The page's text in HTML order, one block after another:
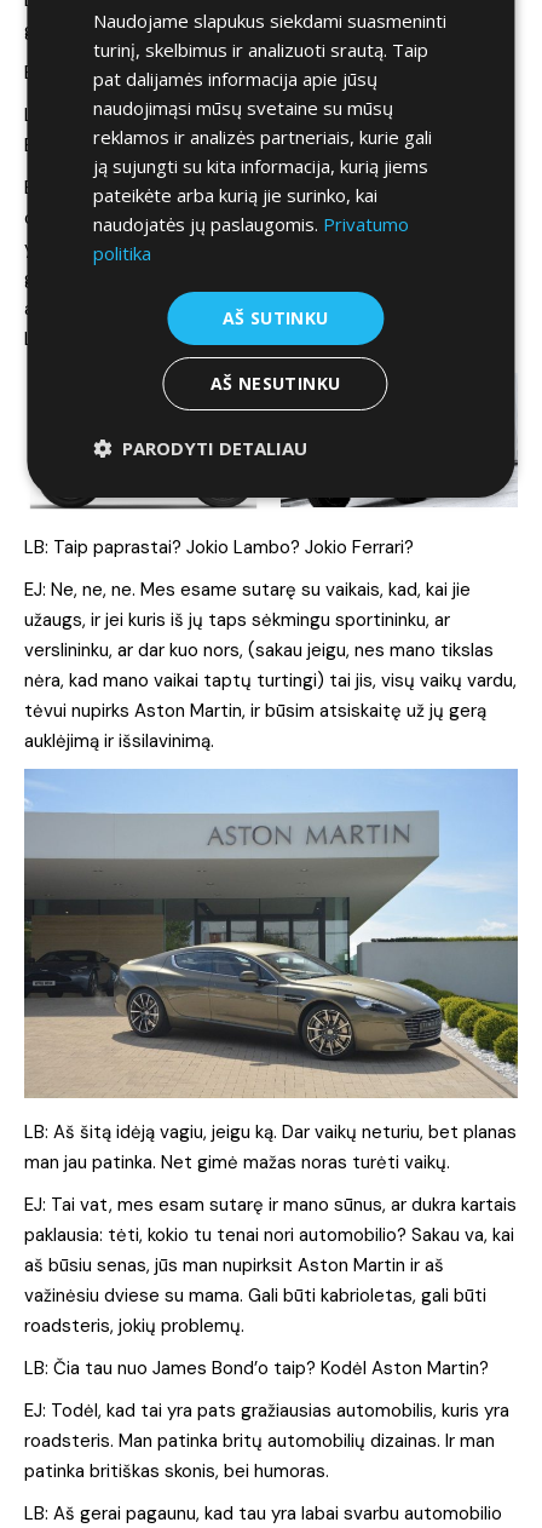
geriau. Tu jau žinai, ką reiškia gauti gerą smūgį.
EJ: Taip. Smūgis geriau į kojas, negu į galvą.
LB: Ypač jeigu su galva dirbi. O, žiūrėk, klausimas, ar
Edmundas turi svajonių automobilį?
EJ: Aš senai esu nusprendęs, kad svajonės nėra tas
dalykas, kurias galima palikti neįgyvendintas. Ir, jei svajonė
yra daugmaž reali, tai aš ją ir esu realizavęs jau. Man pats
gražiausias motociklas pasaulyje yra Triumph Bonneville ir
aš jį turiu. O man pats gražiausias automobilis pasaulyje yra
Land Rover Defender. Ir aš irgi jį turiu.
LB: Taip paprastai? Jokio Lambo? Jokio Ferrari?
EJ: Ne, ne, ne. Mes esame sutarę su vaikais, kad, kai jie
užaugs, ir jei kuris iš jų taps sėkmingu sportininku, ar
verslininku, ar dar kuo nors, (sakau jeigu, nes mano tikslas
nėra, kad mano vaikai taptų turtingi) tai jis, visų vaikų vardu,
tėvui nupirks Aston Martin, ir būsim atsiskaitę už jų gerą
auklėjimą ir išsilavinimą.
LB: Aš šitą idėją vagiu, jeigu ką. Dar vaikų neturiu, bet planas
man jau patinka. Net gimė mažas noras turėti vaikų.
EJ: Tai vat, mes esam sutarę ir mano sūnus, ar dukra kartais
paklausia: tėti, kokio tu tenai nori automobilio? Sakau va, kai
aš būsiu senas, jūs man nupirksit Aston Martin ir aš
važinėsiu dviese su mama. Gali būti kabrioletas, gali būti
roadsteris, jokių problemų.
LB: Čia tau nuo James Bond’o taip? Kodėl Aston Martin?
EJ: Todėl, kad tai yra pats gražiausias automobilis, kuris yra
roadsteris. Man patinka britų automobilių dizainas. Ir man
patinka britiškas skonis, bei humoras.
LB: Aš gerai pagaunu, kad tau yra labai svarbu automobilio
Naudojame slapukus siekdami suasmeninti
turinį, skelbimus ir analizuoti srautą. Taip
pat dalijamės informacija apie jūsų
naudojimąsi mūsų svetaine su mūsų
reklamos ir analizės partneriais, kurie gali
ją sujungti su kita informacija, kurią jiems
pateikėte arba kurią jie surinko, kai
naudojatės jų paslaugomis. Privatumo
politika
AŠ SUTINKU
AŠ NESUTINKU
PARODYTI DETALIAU